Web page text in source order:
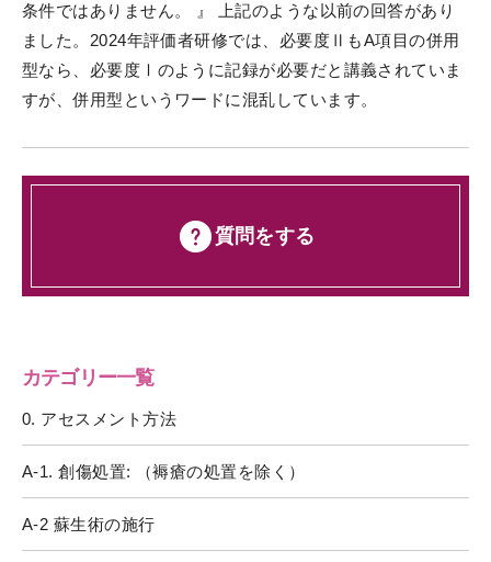
条件ではありません。 』 上記のような以前の回答があり
ました。2024年評価者研修では、必要度ⅡもA項目の併用
型なら、必要度Ⅰのように記録が必要だと講義されていま
すが、併用型というワードに混乱しています。
質問をする
カテゴリー一覧
0. アセスメント方法
A-1. 創傷処置: （褥瘡の処置を除く）
A-2 蘇生術の施行